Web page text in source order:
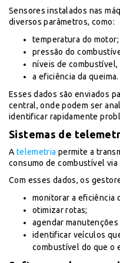
Sensores instalados nas
diversos parâmetros, como:
temperatura do motor;
pressão do
níveis de combustível,
a eficiência da queima.
Esses dados são enviados
central, onde podem ser
identificar rapidamente
Sistemas de
A telemetria permite a
consumo de combustível
Com esses dados, os
monitorar a eficiência
otimizar rotas;
agendar
identificar veículos
combustível do que o